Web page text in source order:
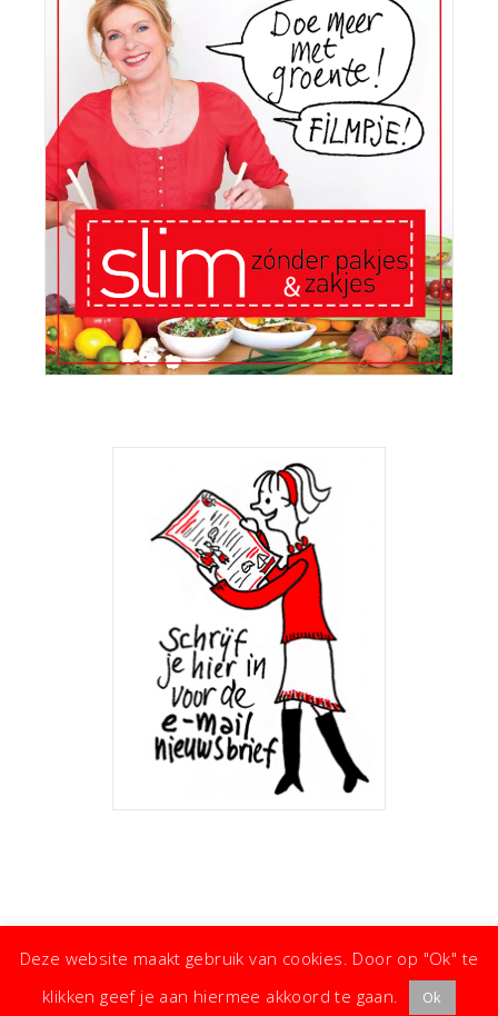
Deze website maakt gebruik van cookies. Door op "Ok" te
klikken geef je aan hiermee akkoord te gaan.
Ok